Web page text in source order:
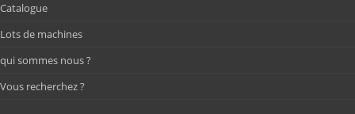
Catalogue
Lots de machines
qui sommes nous ?
Vous recherchez ?